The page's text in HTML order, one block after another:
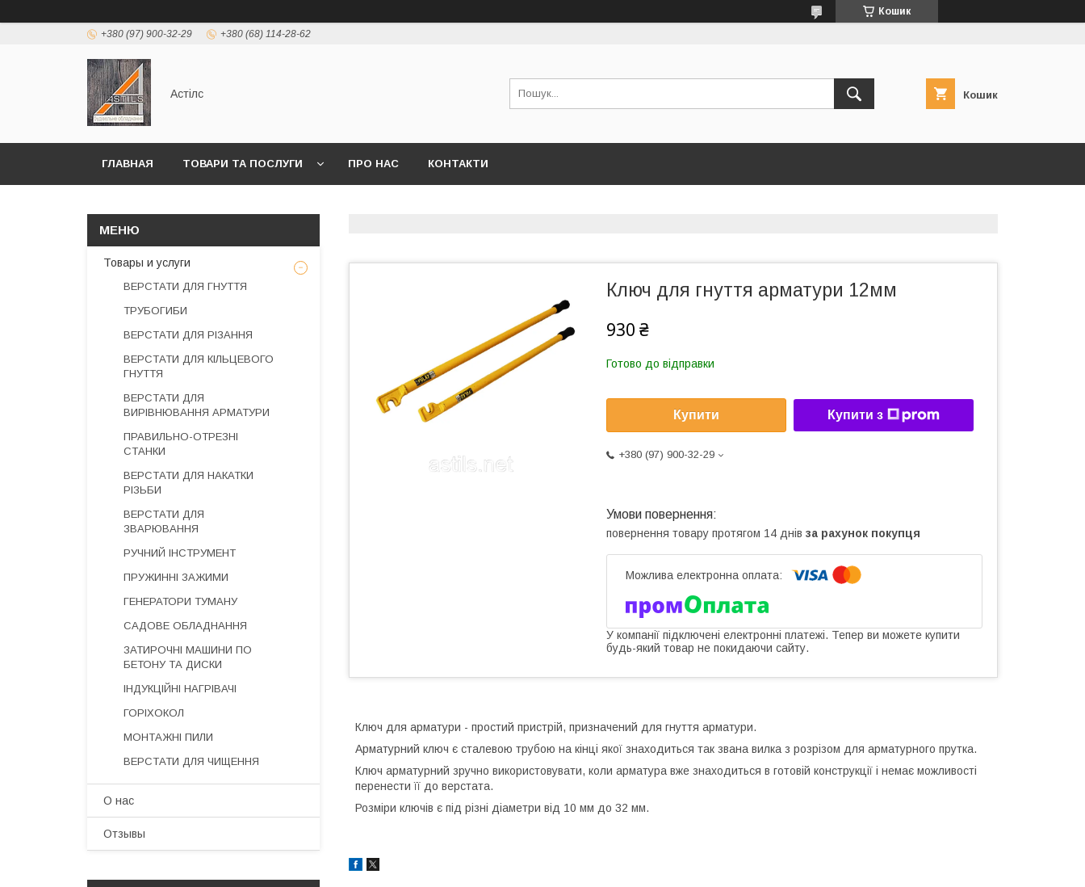
Кошик
+380 (97) 900-32-29 +380 (68) 114-28-62
Астілс Кошик
ГЛАВНАЯ ТОВАРИ ТА ПОСЛУГИ ПРО НАС КОНТАКТИ
Ключ для гнуття арматури 12мм
930 ₴
Готово до відправки
Купити Купити з
+380 (97) 900-32-29
повернення товару протягом 14 днів за рахунок покупця
У компанії підключені електронні платежі. Тепер ви можете купити
будь-який товар не покидаючи сайту.
Ключ для арматури - простий пристрій, призначений для гнуття арматури.
Арматурний ключ є сталевою трубою на кінці якої знаходиться так звана вилка з розрізом для арматурного прутка.
Ключ арматурний зручно використовувати, коли арматура вже знаходиться в готовій конструкції і немає можливості
перенести її до верстата.
Розміри ключів є під різні діаметри від 10 мм до 32 мм.
Товары и услуги
ВЕРСТАТИ ДЛЯ ГНУТТЯ
ТРУБОГИБИ
ВЕРСТАТИ ДЛЯ РІЗАННЯ
ВЕРСТАТИ ДЛЯ КІЛЬЦЕВОГО
ГНУТТЯ
ВЕРСТАТИ ДЛЯ
ВИРІВНЮВАННЯ АРМАТУРИ
ПРАВИЛЬНО-ОТРЕЗНІ
СТАНКИ
ВЕРСТАТИ ДЛЯ НАКАТКИ
РІЗЬБИ
ВЕРСТАТИ ДЛЯ
ЗВАРЮВАННЯ
РУЧНИЙ ІНСТРУМЕНТ
ПРУЖИННІ ЗАЖИМИ
ГЕНЕРАТОРИ ТУМАНУ
САДОВЕ ОБЛАДНАННЯ
ЗАТИРОЧНІ МАШИНИ ПО
БЕТОНУ ТА ДИСКИ
ІНДУКЦІЙНІ НАГРІВАЧІ
ГОРІХОКОЛ
МОНТАЖНІ ПИЛИ
ВЕРСТАТИ ДЛЯ ЧИЩЕННЯ
О нас
Отзывы